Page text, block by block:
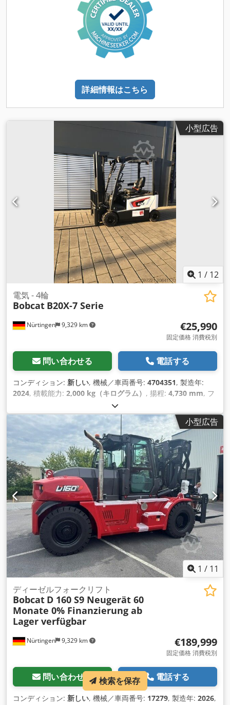
詳細情報はこちら
小型広告
1 / 12
Nürtingen 9,329 km
電気 - 4輪
Bobcat B20X-7 Serie
€25,990
固定価格 消費税別
問い合わせる 電話する
コンディション: 新しい, 機械／車両番号: 4704351, 製造年:
2024, 積載能力: 2,000 kg（キログラム） , 揚程: 4,730 mm, フ
, 荷重中心:
マスト型式:トリプレックス, 建設高:2,230 mm, フォーク長:
1,200 mm, 小型広告
1 / 11
Nürtingen 9,329 km
ディーゼルフォークリフト
Bobcat D 160 S9 Neugerät 60
Monate 0% Finanzierung ab
Lager verfügbar
€189,999
固定価格 消費税別
問い合わせる 電話する
コンディション: 新しい, 機械／車両番号: 17279, 製造年: 2026,
検索を保存